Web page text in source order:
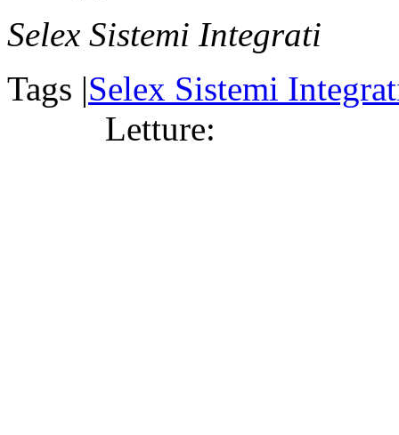
Selex Sistemi Integrati
Tags |Selex Sistemi
Letture: